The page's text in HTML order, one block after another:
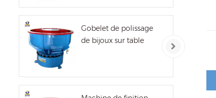
Gobelet de polissage
de bijoux sur table